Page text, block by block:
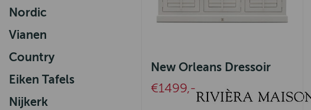
Nordic
Vianen
Country
Eiken Tafels
Nijkerk
New Orleans Dressoir
€1499,-